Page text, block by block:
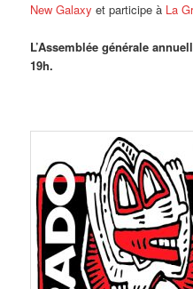
New Galaxy et participe à La
L’Assemblée générale
19h.